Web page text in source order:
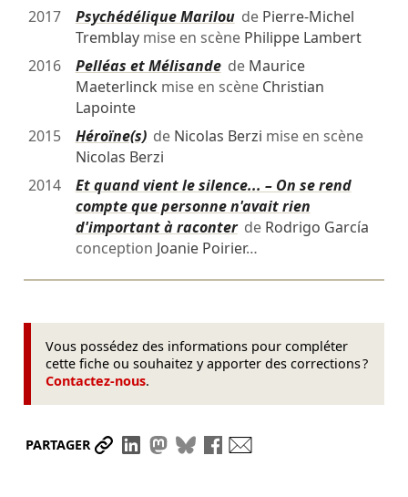
2017
Psychédélique Mariloude Pierre-Michel
Tremblaymise en scène Philippe Lambert
2016
Pelléas et Mélisandede Maurice
Maeterlinck mise en scène Christian
Lapointe
2015
Héroïne(s)de Nicolas Berzi mise en scène
Nicolas Berzi
2014
Et quand vient le silence... – On se rend
compte que personne n'avait rien
d'important à raconterde Rodrigo García
conception Joanie Poirier…
Vous possédez des informations pour compléter
cette fiche ou souhaitez y apporter des corrections ?
Contactez-nous.
PARTAGER Partager le lien
Partager sur LinkedIn
Partager sur Mastodon
Partager sur Bluesky
Partager sur Facebook